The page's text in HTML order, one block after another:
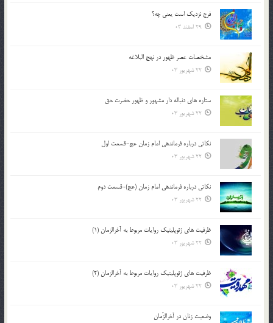
فرج نزدیک است یعنی چه؟
29 اسفند 03
مشخصات عصر ظهور در نهج البلاغه
22 شهریور 03
ستاره های دنباله دار مشهور و ظهور حضرت حق
22 شهریور 03
نکاتى درباره فرماندهى امام زمان عج-قسمت اول
22 شهریور 03
نکاتى درباره فرماندهى امام زمان (عج)-قسمت دوم
22 شهریور 03
ظرفیت های ژئوپلیتیک روایات مربوط به آخرالزمان (1)
22 شهریور 03
ظرفیت های ژئوپلیتیک روایات مربوط به آخرالزمان (2)
22 شهریور 03
وضعیت زنان در آخرالزّمان